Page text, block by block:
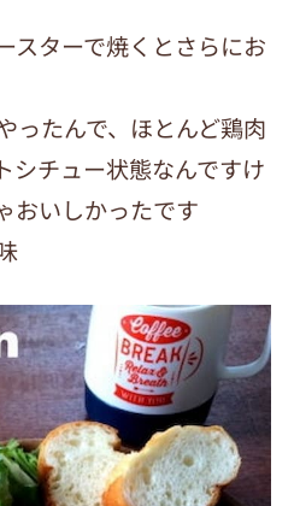
スターで焼くとさらにお
ったんで、ほとんど鶏肉
シチュー状態なんですけ
おいしかったです